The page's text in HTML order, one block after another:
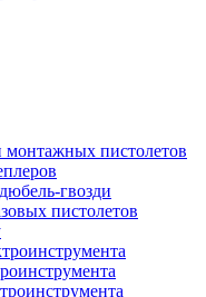
монтажных пистолетов
гвозди
пистолетов